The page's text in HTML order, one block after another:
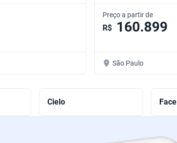
Preço a partir de
R$ 160.899
São Paulo
Cielo Face